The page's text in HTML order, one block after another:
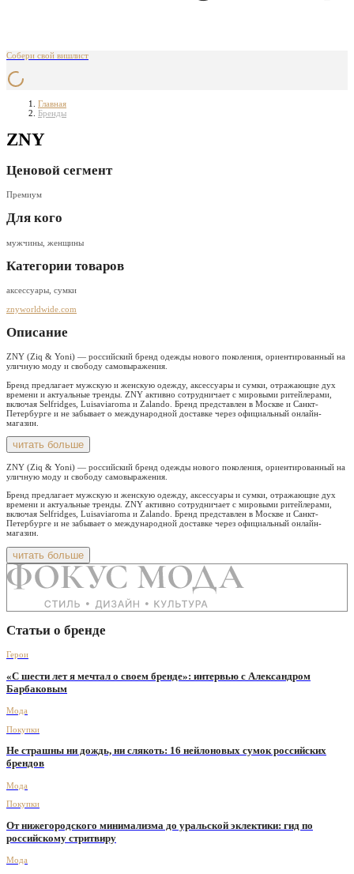
Собери свой вишлист
Главная
Бренды
ZNY
Ценовой сегмент
Премиум
Для кого
мужчины, женщины
Категории товаров
аксессуары, сумки
znyworldwide.com
Описание
ZNY (Ziq & Yoni) — российский бренд одежды нового поколения, ориентированный на
уличную моду и свободу самовыражения.
Бренд предлагает мужскую и женскую одежду, аксессуары и сумки, отражающие дух
времени и актуальные тренды. ZNY активно сотрудничает с мировыми ритейлерами,
включая Selfridges, Luisaviaroma и Zalando. Бренд представлен в Москве и Санкт-
Петербурге и не забывает о международной доставке через официальный онлайн-
магазин.
читать больше
ZNY (Ziq & Yoni) — российский бренд одежды нового поколения, ориентированный на
уличную моду и свободу самовыражения.
Бренд предлагает мужскую и женскую одежду, аксессуары и сумки, отражающие дух
времени и актуальные тренды. ZNY активно сотрудничает с мировыми ритейлерами,
включая Selfridges, Luisaviaroma и Zalando. Бренд представлен в Москве и Санкт-
Петербурге и не забывает о международной доставке через официальный онлайн-
магазин.
читать больше
Статьи о бренде
Герои
«С шести лет я мечтал о своем бренде»: интервью с Александром
Барбаковым
Мода
Покупки
Не страшны ни дождь, ни слякоть: 16 нейлоновых сумок российских
брендов
Мода
Покупки
От нижегородского минимализма до уральской эклектики: гид по
российскому стритвиру
Мода